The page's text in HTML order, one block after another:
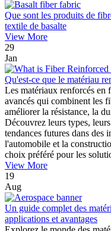
Que sont les produits de
textile de basalte
View More
29
Jan
Qu'est-ce que le matériau
Les matériaux renforcés en
avancés qui combinent les
améliorer la résistance, la
Découvrez leurs types,
tendances futures dans des
l'automobile et la
choix préféré pour les
View More
19
Aug
Un guide complet des
applications et avantages